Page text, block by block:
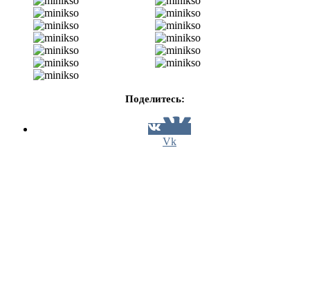
Поделитесь:
Vk